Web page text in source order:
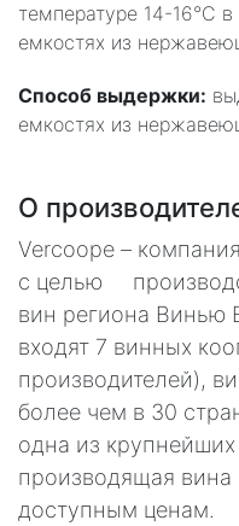
температуре 14-16°С
емкостях из
Способ выдержки:
емкостях из
О
Vercoope –
с целью
вин региона Винью
входят 7 винных
производителей),
более чем в 30
одна из
производящая вина
доступным ценам.